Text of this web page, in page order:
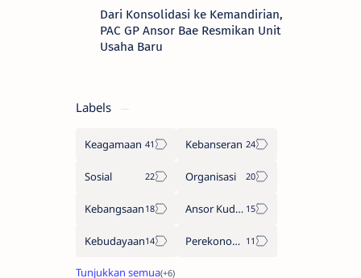
Dari Konsolidasi ke Kemandirian,
PAC GP Ansor Bae Resmikan Unit
Usaha Baru
Labels
Keagamaan Kebanseran
Sosial Organisasi
Kebangsaan Ansor Kudus
Kebudayaan Perekonomian